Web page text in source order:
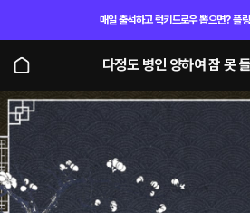
매일 출석하고 럭키드로우 뽑으면? 플